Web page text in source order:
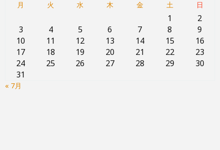
月
火 水 木 金 土 日
1
2
3
4 5 6 7 8
9
10
11 12 13 14 15
16
17
18 19 20 21 22
23
24
25 26 27 28 29
30
31
« 7月